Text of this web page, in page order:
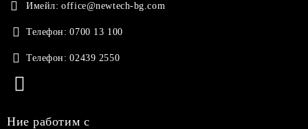
Имейл: office@newtech-bg.com
Телефон: 0700 13 100
Телефон: 02439 2550
Ние работим с